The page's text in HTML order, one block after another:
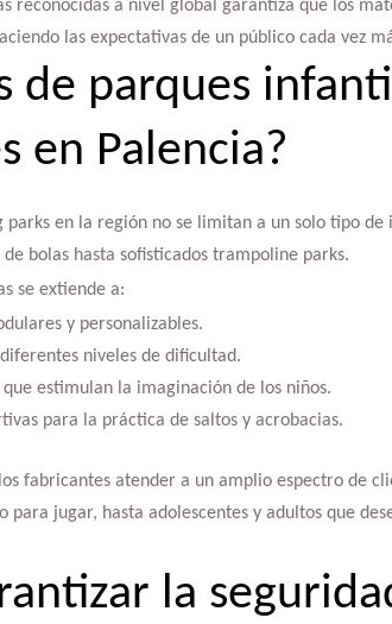
reconocidas a nivel global garantiza que los
las expectativas de un público cada vez
de parques
en Palencia?
parks en la región no se limitan a un solo tipo
bolas hasta sofisticados trampoline parks.
se extiende a:
y personalizables.
niveles de dificultad.
que estimulan la imaginación de los niños.
para la práctica de saltos y acrobacias.
fabricantes atender a un amplio espectro de
para jugar, hasta adolescentes y adultos que
la